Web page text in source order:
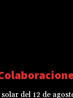
del 12 de